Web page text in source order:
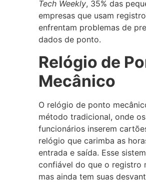
Tech Weekly, 35% das
empresas que usam
enfrentam problemas de
dados de ponto.
Relógio de
Mecânico
O relógio de ponto
método tradicional, onde os
funcionários inserem
relógio que carimba as
entrada e saída. Esse
confiável do que o registro
mas ainda tem suas